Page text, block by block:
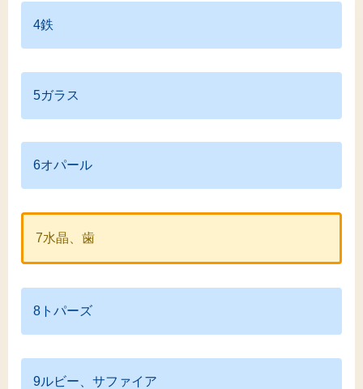
4鉄
5ガラス
6オパール
7水晶、歯
8トパーズ
9ルビー、サファイア